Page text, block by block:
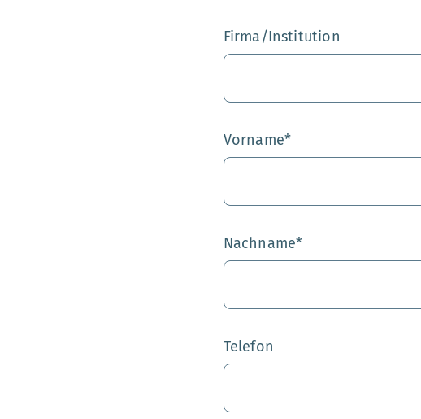
Firma/Institution
Vorname*
Nachname*
Telefon